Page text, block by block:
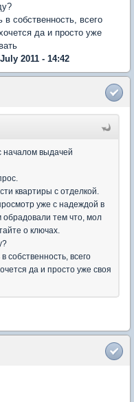
собственность, всего
да и просто уже
2011 - 14:42
началом выдачей
квартиры с отделкой.
уже с надеждой в
обрадовали тем что, мол
о ключах.
собственность, всего
да и просто уже своя